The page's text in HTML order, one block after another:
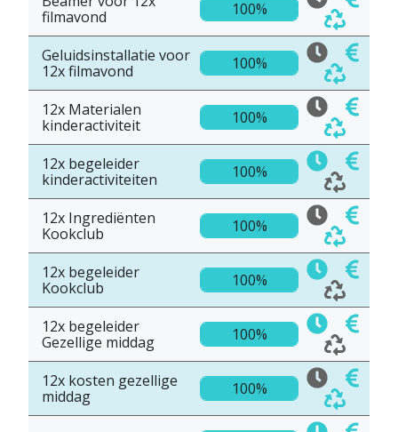
filmavond
100%
Geluidsinstallatie voor
12x filmavond
100%
12x Materialen
kinderactiviteit
100%
12x begeleider
kinderactiviteiten
100%
12x Ingrediënten
Kookclub
100%
12x begeleider
Kookclub
100%
12x begeleider
Gezellige middag
100%
12x kosten gezellige
middag
100%